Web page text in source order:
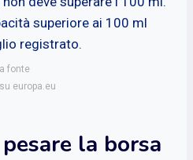
superiore ai 100 ml
registrato.
fonte
europa.eu
la borsa